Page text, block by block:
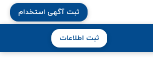
ثبت آگهی استخدام
ثبت اطلاعات